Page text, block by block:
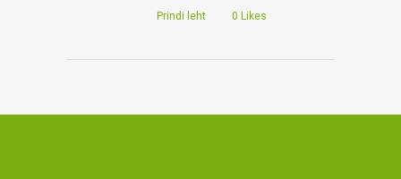
Prindi leht 0 Likes